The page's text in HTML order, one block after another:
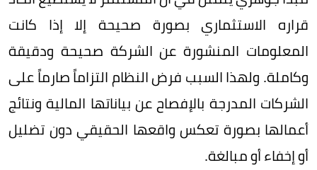
قراره الاستثماري بصورة صحيحة إلا إذا كانت
المعلومات المنشورة عن الشركة صحيحة ودقيقة
وكاملة. ولهذا السبب فرض النظام التزاماً صارماً على
الشركات المدرجة بالإفصاح عن بياناتها المالية ونتائج
أعمالها بصورة تعكس واقعها الحقيقي دون تضليل
أو إخفاء أو مبالغة.